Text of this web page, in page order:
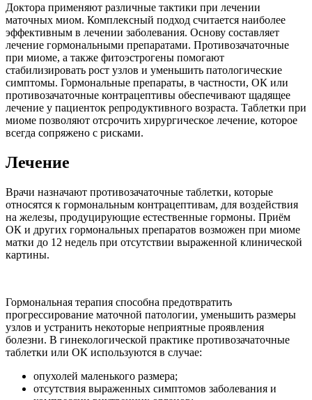
Доктора применяют различные тактики при лечении
маточных миом. Комплексный подход считается наиболее
эффективным в лечении заболевания. Основу составляет
лечение гормональными препаратами. Противозачаточные
при миоме, а также фитоэстрогены помогают
стабилизировать рост узлов и уменьшить патологические
симптомы. Гормональные препараты, в частности, ОК или
противозачаточные контрацептивы обеспечивают щадящее
лечение у пациенток репродуктивного возраста. Таблетки при
миоме позволяют отсрочить хирургическое лечение, которое
всегда сопряжено с рисками.
Лечение
Врачи назначают противозачаточные таблетки, которые
относятся к гормональным контрацептивам, для воздействия
на железы, продуцирующие естественные гормоны. Приём
ОК и других гормональных препаратов возможен при миоме
матки до 12 недель при отсутствии выраженной клинической
картины.
Гормональная терапия способна предотвратить
прогрессирование маточной патологии, уменьшить размеры
узлов и устранить некоторые неприятные проявления
болезни. В гинекологической практике противозачаточные
таблетки или ОК используются в случае:
опухолей маленького размера;
отсутствия выраженных симптомов заболевания и